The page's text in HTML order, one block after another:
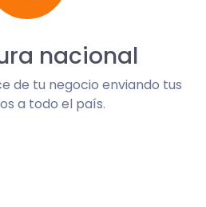
nacional
de tu negocio enviando tus
a todo el país.